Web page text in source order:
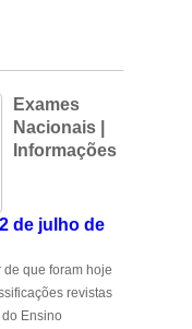
Exames
Nacionais |
Informações
de julho de
que foram hoje
revistas
Ensino